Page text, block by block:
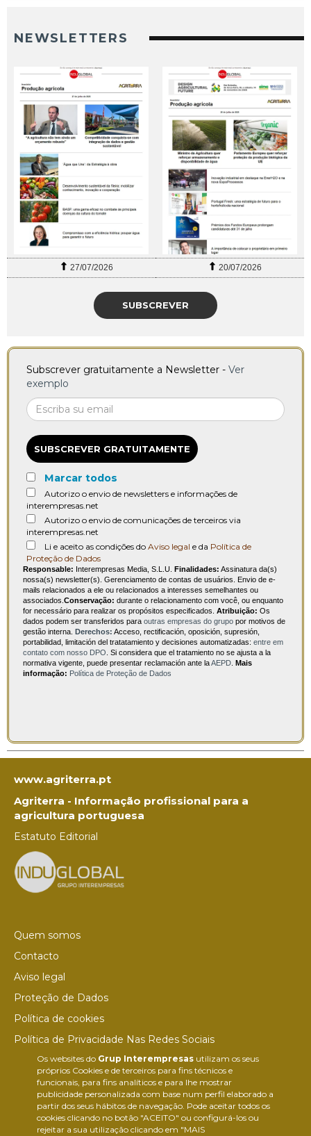
Os websites do Grup Interempresasutilizam os seus
próprios Cookies e de terceiros para fins técnicos e
funcionais, para fins analíticos e para lhe mostrar
publicidade personalizada com base num perfil elaborado a
partir dos seus hábitos de navegação. Pode aceitar todos os
cookies clicando no botão "ACEITO" ou configurá-los ou
rejeitar a sua utilização clicando em "MAIS
NEWSLETTERS
27/07/2026 20/07/2026
SUBSCREVER
Subscrever gratuitamente a Newsletter - Ver
exemplo
SUBSCREVER GRATUITAMENTE
Marcar todos
Autorizo o envio de newsletters e informações de
interempresas.net
Autorizo o envio de comunicações de terceiros via
interempresas.net
Li e aceito as condições do Aviso legal e da Política de
Proteção de Dados
Responsable: Interempresas Media, S.L.U. Finalidades: Assinatura da(s)
nossa(s) newsletter(s). Gerenciamento de contas de usuários. Envio de e-
mails relacionados a ele ou relacionados a interesses semelhantes ou
associados.Conservação: durante o relacionamento com você, ou enquanto
for necessário para realizar os propósitos especificados. Atribuição: Os
dados podem ser transferidos para outras empresas do grupo por motivos de
gestão interna. Derechos: Acceso, rectificación, oposición, supresión,
portabilidad, limitación del tratatamiento y decisiones automatizadas: entre em
contato com nosso DPO. Si considera que el tratamiento no se ajusta a la
normativa vigente, puede presentar reclamación ante laAEPD. Mais
informação: Política de Proteção de Dados
www.agriterra.pt
Agriterra - Informação profissional para a
agricultura portuguesa
Estatuto Editorial
Quem somos
Contacto
Aviso legal
Proteção de Dados
Política de cookies
Política de Privacidade Nas Redes Sociais
Canal de denúncias
Colaborações editoriais